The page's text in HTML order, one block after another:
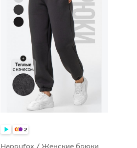
2
Happyfox / Женские брюки